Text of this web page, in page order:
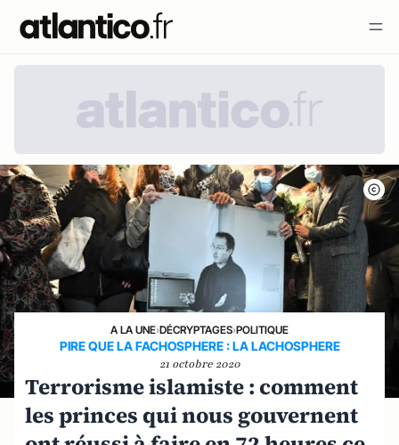
A LA UNE›DÉCRYPTAGES›POLITIQUE
PIRE QUE LA FACHOSPHERE : LA LACHOSPHERE
21 octobre 2020
Terrorisme islamiste : comment
les princes qui nous gouvernent